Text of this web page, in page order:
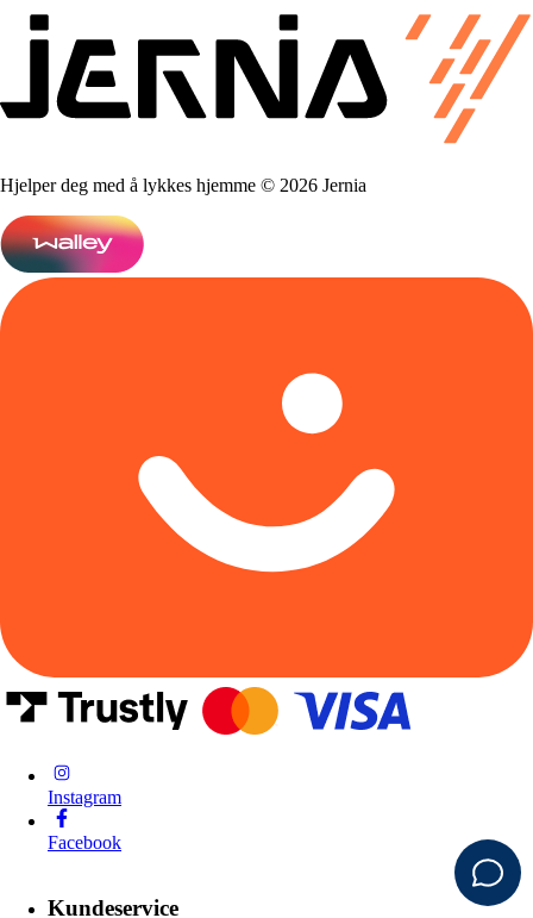
Hjelper deg med å lykkes hjemme © 2026 Jernia
Instagram
Facebook
Kundeservice